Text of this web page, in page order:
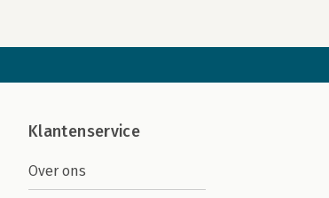
Klantenservice
Over ons